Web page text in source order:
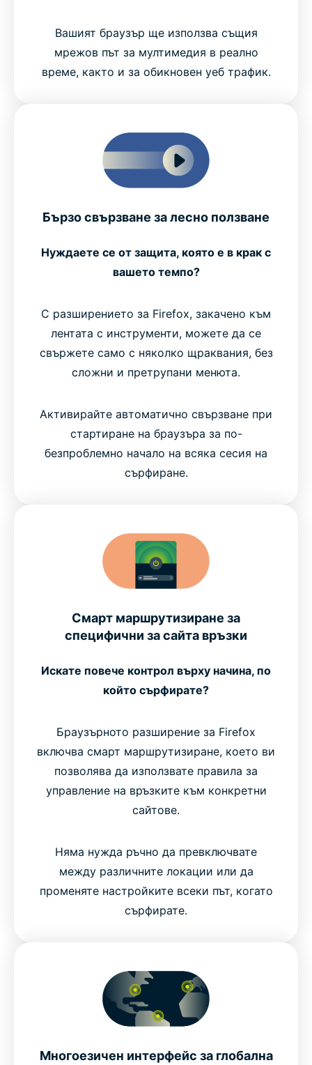
Вашият браузър ще използва същия
мрежов път за мултимедия в реално
време, както и за обикновен уеб трафик.
Бързо свързване за лесно ползване
Нуждаете се от защита, която е в крак с
вашето темпо?
С разширението за Firefox, закачено към
лентата с инструменти, можете да се
свържете само с няколко щраквания, без
сложни и претрупани менюта.
Активирайте автоматично свързване при
стартиране на браузъра за по-
безпроблемно начало на всяка сесия на
сърфиране.
Смарт маршрутизиране за
специфични за сайта връзки
Искате повече контрол върху начина, по
който сърфирате?
Браузърното разширение за Firefox
включва смарт маршрутизиране, което ви
позволява да използвате правила за
управление на връзките към конкретни
сайтове.
Няма нужда ръчно да превключвате
между различните локации или да
променяте настройките всеки път, когато
сърфирате.
Многоезичен интерфейс за глобална